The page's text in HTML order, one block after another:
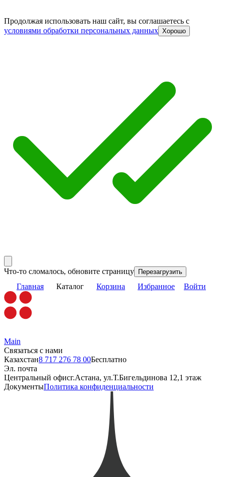
Продолжая использовать наш сайт, вы соглашаетесь c
условиями обработки персональных данных Хорошо
Что-то сломалось, обновите страницу Перезагрузить
Главная Каталог Корзина Избранное Войти
Main
Связаться с нами
Казахстан8 717 276 78 00Бесплатно
Эл. почта
Центральный офисг.Астана, ул.Т.Бигельдинова 12,1 этаж
ДокументыПолитика конфиденциальности